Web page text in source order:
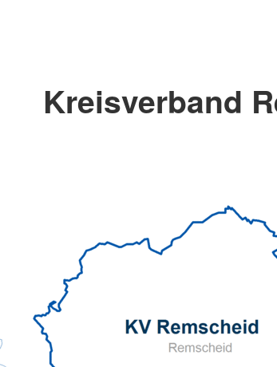
Kreisverband